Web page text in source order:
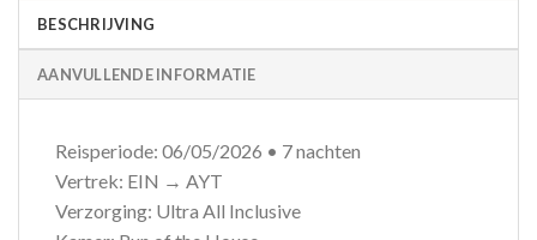
BESCHRIJVING
AANVULLENDE INFORMATIE
Reisperiode: 06/05/2026 • 7 nachten
Vertrek: EIN → AYT
Verzorging: Ultra All Inclusive